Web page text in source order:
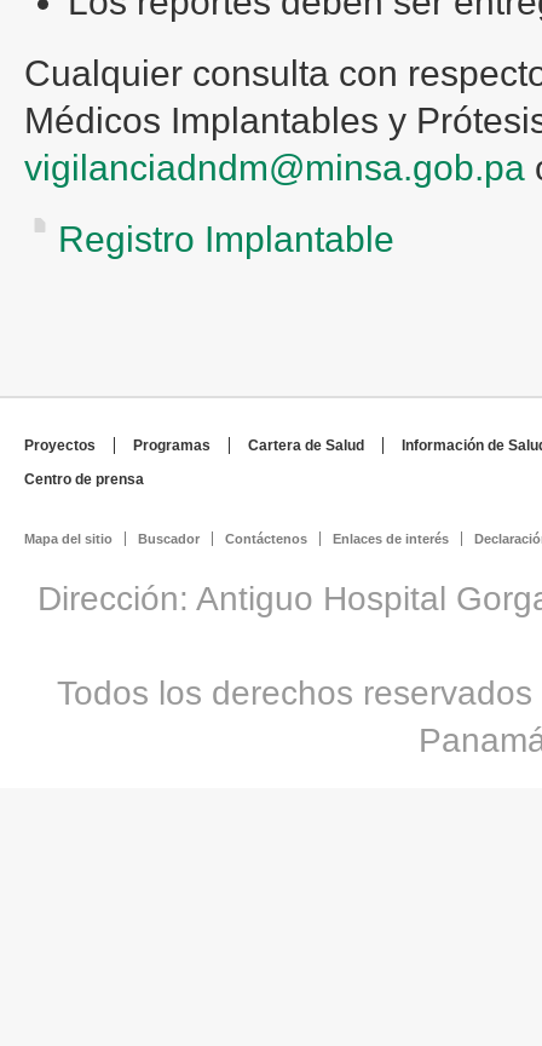
Cualquier consulta con
Médicos Implantables y
vigilanciadndm@minsa.gob.pa
Registro Implantable
Proyectos Programas Cartera de Salud
Información de
Centro de prensa
Mapa del sitio Buscador Contáctenos Enlaces de interés
Dirección: Antiguo Hospital
Todos los derechos